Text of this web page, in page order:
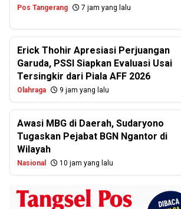
Pos Tangerang 7 jam yang lalu
Erick Thohir Apresiasi Perjuangan
Garuda, PSSI Siapkan Evaluasi Usai
Tersingkir dari Piala AFF 2026
Olahraga 9 jam yang lalu
Awasi MBG di Daerah, Sudaryono
Tugaskan Pejabat BGN Ngantor di
Wilayah
Nasional 10 jam yang lalu